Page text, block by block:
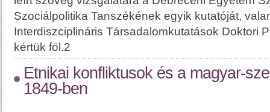
Szociálpolitika Tanszékének egyik kutatóját,
Interdiszciplináris Társadalomkutatások Doktori
kértük föl.2
Etnikai konfliktusok és a magyar-
1849-ben